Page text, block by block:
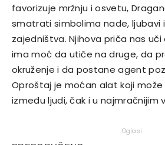
favorizuje mržnju i osvetu,
smatrati simbolima nade, ljubavi
zajedništva. Njihova priča nas uči
ima moć da utiče na druge, da
okruženje i da postane agent
Oproštaj je moćan alat koji
između ljudi, čak i u najmračnijim
Oglasi